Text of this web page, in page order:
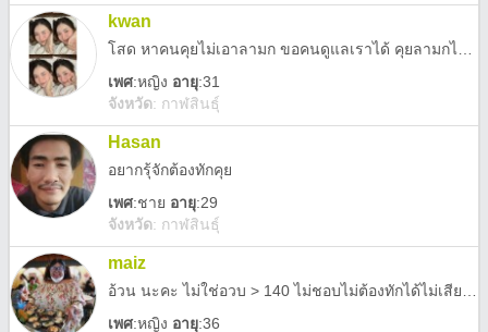
kwan
เพศ:หญิง อายุ:31
จังหวัด: กาฬสินธุ์
Hasan
อยากรุ้จักต้องทักคุย
เพศ:ชาย อายุ:29
จังหวัด: กาฬสินธุ์
maiz
เพศ:หญิง อายุ:36